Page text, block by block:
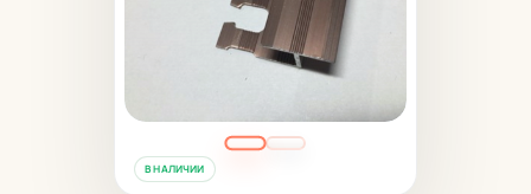
В НАЛИЧИИ